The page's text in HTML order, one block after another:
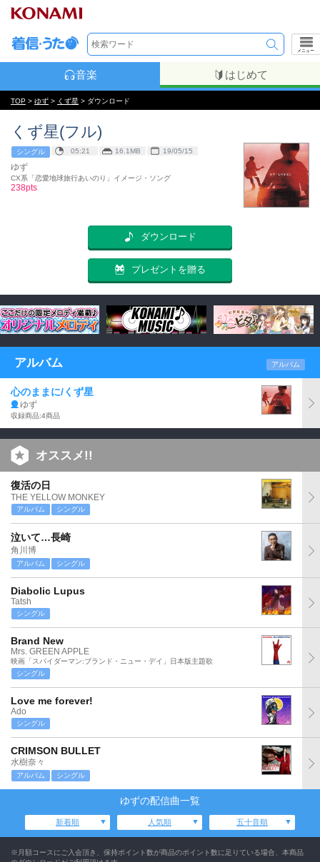
メニュー
音楽 はじめて
TOP > ゆず > くず星 > ダウンロード
くず星(フル)
シングル 05:21 16.1MB 19/05/15
ゆず
CX系「恋愛地球旅行あいのり」イメージ・ソング
238pts
ダウンロード
プレゼントを贈る
アルバム アルバム
心のままに/くず星
ゆず
収録商品:4商品
オススメ!!
復活の日
THE YELLOW MONKEY
アルバム シングル
泣いて…長崎
角川博
アルバム シングル
Diabolic Lupus
Tatsh
シングル
Brand New
Mrs. GREEN APPLE
映画「スパイダーマン:ブランド・ニュー・デイ」日本版主題歌
シングル
Love me forever!
Ado
シングル
CRIMSON BULLET
水樹奈々
アルバム シングル
ゆずの配信曲一覧
新着順 人気順 五十音順
※月額コースにご入会頂き、保持ポイント数が商品のポイント数に足りている場合、本商品